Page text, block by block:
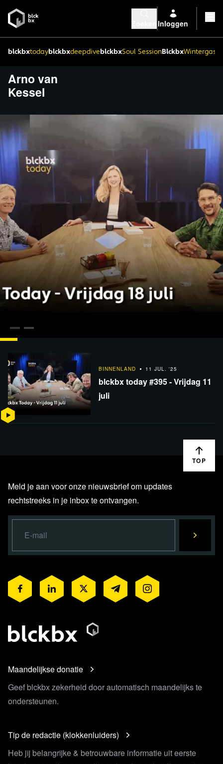
Inloggen
blckbxtodayblckbxdeepdiveblckbxSoul SessionBlckbx
Arno van
Kessel
blckbx today #396 - Vrijdag 18 juli
BINNENLAND 11 JUL. '25
blckbx today #395 - Vrijdag 11
juli
TOP
Meld je aan voor onze nieuwsbrief om updates
rechtstreeks in je inbox te ontvangen.
Maandelijkse donatie
Geef blckbx zekerheid door automatisch maandelijks te
ondersteunen.
Tip de redactie (klokkenluiders)
Heb jij belangrijke & betrouwbare informatie uit eerste